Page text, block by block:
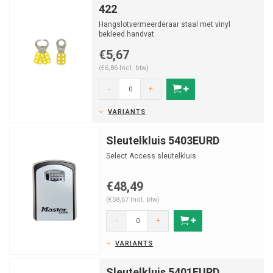
422
Hangslotvermeerderaar staal met vinyl
bekleed handvat.
€5,67
(€6,86 Incl. btw)
- +
VARIANTS
Sleutelkluis 5403EURD
Select Access sleutelkluis
€48,49
(€58,67 Incl. btw)
- +
VARIANTS